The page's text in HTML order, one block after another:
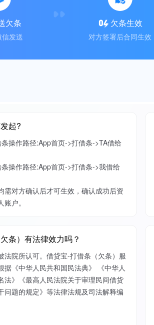
欠条
发送
欠条生效
对方签署后合同生效
起?
操作路径:App首页->打借条->TA借给
操作路径:App首页->打借条->我借给
需对方确认后才可生效，确认成功后资
户。
条）有法律效力吗？
法院所认可。借贷宝-打借条（欠条）服
据《中华人民共和国民法典》 《中华人
法》《最高人民法院关于审理民间借货
问题的规定》等法律法规及司法解释编